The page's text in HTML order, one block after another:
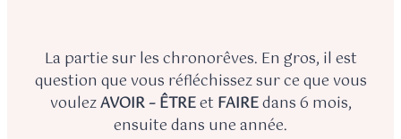
La partie sur les chronorêves. En gros, il est
question que vous réfléchissez sur ce que vous
voulezAVOIR – ÊTREet FAIREdans 6 mois,
ensuite dans une année.